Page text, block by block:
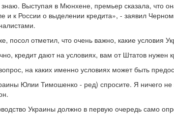
Выступая в Мюнхене, премьер сказала, что
и к России о выделении кредита», - заявил
посол отметил, что очень важно, какие условия
кредит дают на условиях, вам от Штатов нужен
на каких именно условиях может быть
Юлии Тимошенко - ред) спросите. Я ничего не
Украины должно в первую очередь само